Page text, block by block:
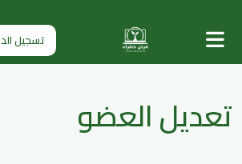
تسجيل
تعديل العضو